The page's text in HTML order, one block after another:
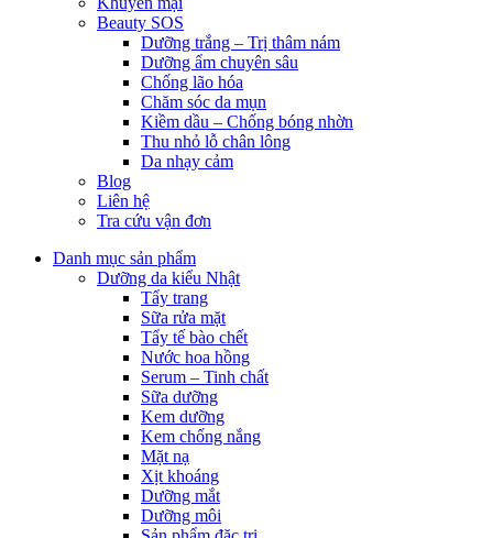
Beauty SOS
Dưỡng trắng – Trị thâm nám
Dưỡng ẩm chuyên sâu
Chống lão hóa
Chăm sóc da mụn
Kiềm dầu – Chống bóng nhờn
Thu nhỏ lỗ chân lông
Da nhạy cảm
Blog
Liên hệ
Tra cứu vận đơn
Danh mục sản phẩm
Dưỡng da kiểu Nhật
Tẩy trang
Sữa rửa mặt
Tẩy tế bào chết
Nước hoa hồng
Serum – Tinh chất
Sữa dưỡng
Kem dưỡng
Kem chống nắng
Mặt nạ
Xịt khoáng
Dưỡng mắt
Dưỡng môi